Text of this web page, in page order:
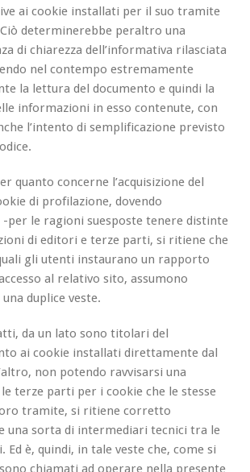
ai cookie installati per il suo tramite
determinerebbe peraltro una
di chiarezza dell’informativa rilasciata
nel contempo estremamente
la lettura del documento e quindi la
informazioni in esso contenute, con
l’intento di semplificazione previsto
quanto concerne l’acquisizione del
di profilazione, dovendo
-per le ragioni suesposte tenere distinte
di editori e terze parti, si ritiene che
gli utenti instaurano un rapporto
al relativo sito, assumono
duplice veste.
da un lato sono titolari del
ai cookie installati direttamente dal
non potendo ravvisarsi una
terze parti per i cookie che le stesse
tramite, si ritiene corretto
una sorta di intermediari tecnici tra le
Ed è, quindi, in tale veste che, come si
chiamati ad operare nella presente